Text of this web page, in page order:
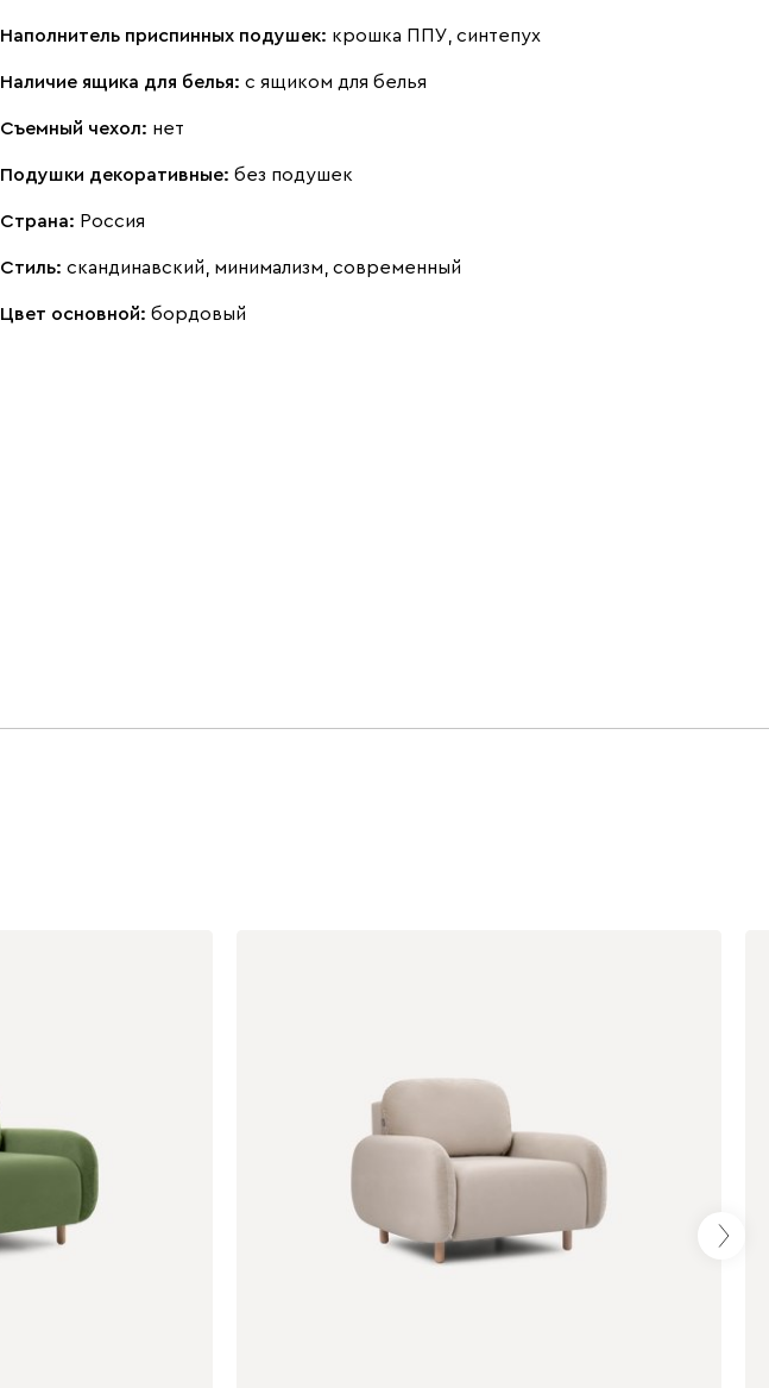
Наполнитель приспинных подушек: крошка ППУ, синтепух
Наличие ящика для белья: с ящиком для белья
Съемный чехол: нет
Подушки декоративные: без подушек
Страна: Россия
Стиль: скандинавский, минимализм, современный
Цвет основной: бордовый